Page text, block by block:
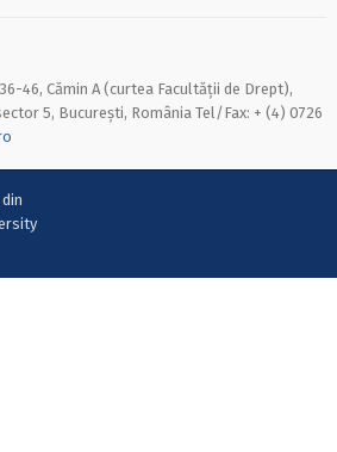
46, Cămin A (curtea Facultății de Drept),
5, București, România Tel/Fax: + (4) 0726